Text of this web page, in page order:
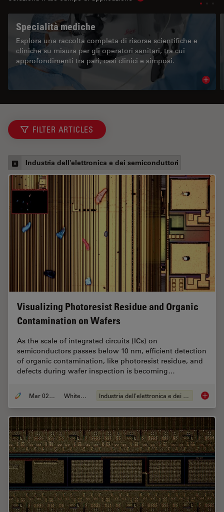
Specialità mediche
Esplora una raccolta completa di risorse scientifiche e
cliniche su misura per gli operatori sanitari, tra cui
approfondimenti tra pari, casi clinici e simposi.
FILTER ARTICLES
Industria dell'elettronica e dei semiconduttori
Visualizing Photoresist Residue and Organic
Contamination on Wafers
As the scale of integrated circuits (ICs) on
semiconductors passes below 10 nm, efficient detection
of organic contamination, like photoresist residue, and
defects during wafer inspection is becoming…
Mar 02, 2026 Whitepaper Industria dell'elettronica e dei semiconduttori